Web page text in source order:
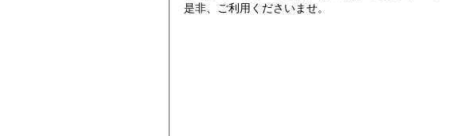
是非、ご利用くださいませ。